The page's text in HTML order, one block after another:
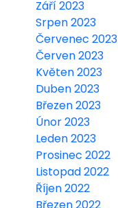
Září 2023
Srpen 2023
Červenec 2023
Červen 2023
Květen 2023
Duben 2023
Březen 2023
Únor 2023
Leden 2023
Prosinec 2022
Listopad 2022
Říjen 2022
Březen 2022